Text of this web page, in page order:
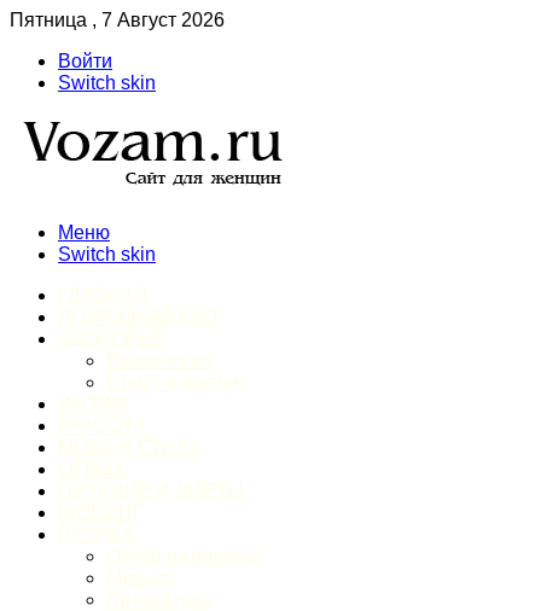
Пятница , 7 Август 2026
Войти
Switch skin
Меню
Switch skin